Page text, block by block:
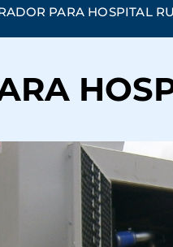
PARA HOSPITAL